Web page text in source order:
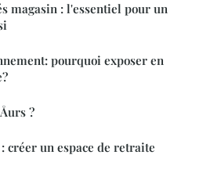
magasin : l'essentiel pour un
pourquoi exposer en
?
créer un espace de retraite